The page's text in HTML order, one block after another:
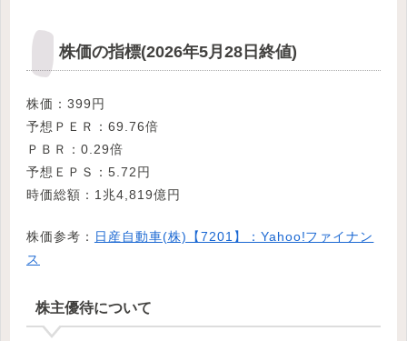
株価の指標(2026年5月28日終値)
株価：399円
予想ＰＥＲ：69.76倍
ＰＢＲ：0.29倍
予想ＥＰＳ：5.72円
時価総額：1兆4,819億円
株価参考： 日産自動車(株)【7201】：Yahoo!ファイナン
ス
株主優待について